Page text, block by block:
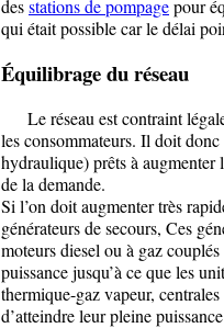
desstations de pompagepour
qui était possible car le délai
Équilibrage du réseau
Le réseau est contraint
les consommateurs. Il doit
hydraulique) prêts à
de la demande.
Si l’on doit augmenter très
générateurs de secours, Ces
moteurs diesel ou à gaz
puissance jusqu’à ce que les
thermique-gaz vapeur,
d’atteindre leur pleine